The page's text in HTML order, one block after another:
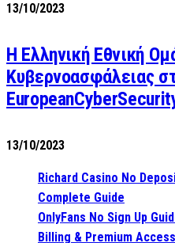
13/10/2023
Η Ελληνική Εθνική
Κυβερνοασφάλειας
13/10/2023
Richard Casino No
Complete Guide
OnlyFans No Sign Up
Billing & Premium Access